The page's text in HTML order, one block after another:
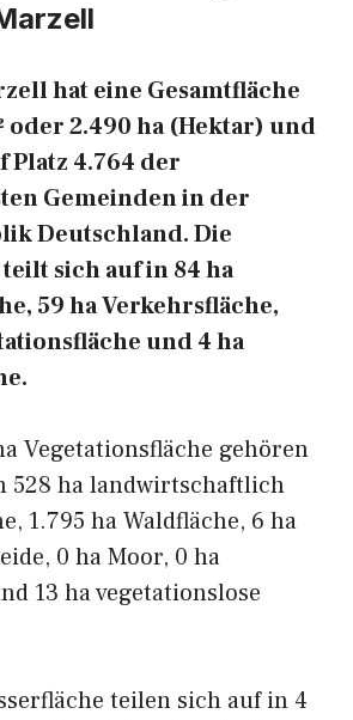
hat eine Gesamtfläche
oder 2.490 ha (Hektar) und
Platz 4.764 der
Gemeinden in der
Deutschland. Die
sich auf in 84 ha
59 ha Verkehrsfläche,
und 4 ha
Vegetationsfläche gehören
528 ha landwirtschaftlich
1.795 ha Waldfläche, 6 ha
0 ha Moor, 0 ha
13 ha vegetationslose
teilen sich auf in 4